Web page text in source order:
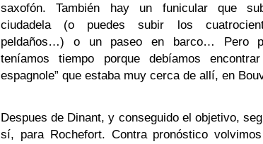
saxofón. También hay un funicular que
ciudadela (o puedes subir los
peldaños…) o un paseo en barco… Pero
teníamos tiempo porque debíamos
espagnole” que estaba muy cerca de allí, en
Despues de Dinant, y conseguido el objetivo,
sí, para Rochefort. Contra pronóstico